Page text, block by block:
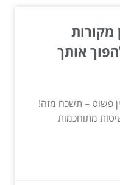
מקורות
אותך
פשוט – תשכח מזה!
מתוחכמות